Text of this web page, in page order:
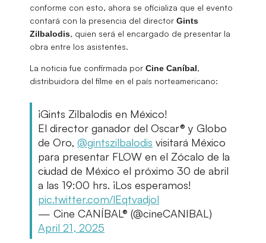
conforme con esto, ahora se oficializa que el evento
contará con la presencia del director Gints
Zilbalodis, quien será el encargado de presentar la
obra entre los asistentes.
La noticia fue confirmada por Cine Caníbal,
distribuidora del filme en el país norteamericano:
¡Gints Zilbalodis en México!
El director ganador del Oscar® y Globo
de Oro, @gintszilbalodis visitará México
para presentar FLOW en el Zócalo de la
ciudad de México el próximo 30 de abril
a las 19:00 hrs. ¡Los esperamos!
pic.twitter.com/lEqtvadjol
— Cine CANÍBAL® (@cineCANIBAL)
April 21, 2025